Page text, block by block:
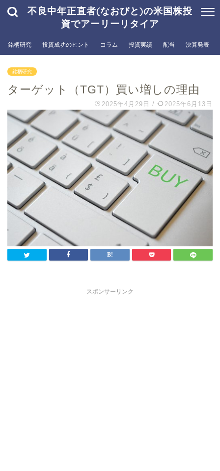
不良中年正直者(なおびと)の米国株投
資でアーリーリタイア
銘柄研究 投資成功のヒント コラム 投資実績 配当 決算発表
銘柄研究
ターゲット（TGT）買い増しの理由
2025年4月29日 / 2025年6月13日
スポンサーリンク